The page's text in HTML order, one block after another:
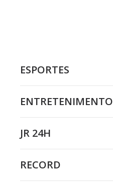
ESPORTES
ENTRETENIMENTO
JR 24H
RECORD